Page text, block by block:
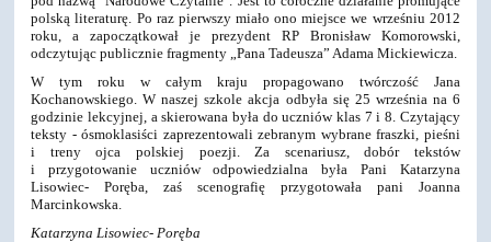
polską literaturę. Po raz pierwszy miało ono miejsce we wrześniu 2012
roku, a zapoczątkował je prezydent RP Bronisław Komorowski,
odczytując publicznie fragmenty „Pana Tadeusza” Adama Mickiewicza.
W tym roku w całym kraju propagowano twórczość Jana
Kochanowskiego. W naszej szkole akcja odbyła się 25 września na 6
godzinie lekcyjnej, a skierowana była do uczniów klas 7 i 8. Czytający
teksty - ósmoklasiści zaprezentowali zebranym wybrane fraszki, pieśni
i treny ojca polskiej poezji. Za scenariusz, dobór tekstów
i przygotowanie uczniów odpowiedzialna była Pani Katarzyna
Lisowiec- Poręba, zaś scenografię przygotowała pani Joanna
Marcinkowska.
Katarzyna Lisowiec- Poręba